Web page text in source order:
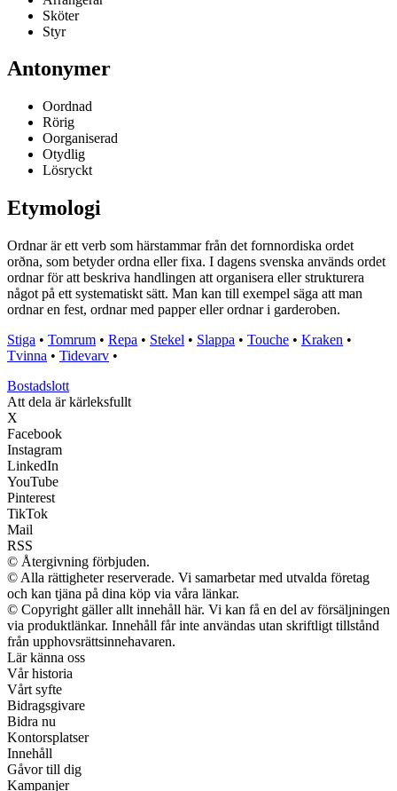
Sköter
Styr
Antonymer
Oordnad
Rörig
Oorganiserad
Otydlig
Lösryckt
Etymologi
Ordnar är ett verb som härstammar från det fornnordiska ordet
orðna, som betyder ordna eller fixa. I dagens svenska används ordet
ordnar för att beskriva handlingen att organisera eller strukturera
något på ett systematiskt sätt. Man kan till exempel säga att man
ordnar en fest, ordnar med papper eller ordnar i garderoben.
Stiga • Tomrum • Repa • Stekel • Slappa • Touche • Kraken •
Tvinna • Tidevarv •
Bostadslott
Att dela är kärleksfullt
X
Facebook
Instagram
LinkedIn
YouTube
Pinterest
TikTok
Mail
RSS
© Återgivning förbjuden.
© Alla rättigheter reserverade. Vi samarbetar med utvalda företag
och kan tjäna på dina köp via våra länkar.
© Copyright gäller allt innehåll här. Vi kan få en del av försäljningen
via produktlänkar. Innehåll får inte användas utan skriftligt tillstånd
från upphovsrättsinnehavaren.
Lär känna oss
Vår historia
Vårt syfte
Bidragsgivare
Bidra nu
Kontorsplatser
Innehåll
Gåvor till dig
Kampanjer